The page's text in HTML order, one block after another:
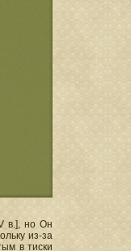
в.], но Он
из-за
в тиски